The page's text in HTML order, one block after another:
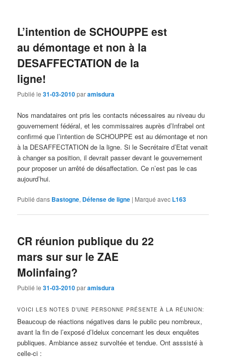
L’intention de SCHOUPPE est
au démontage et non à la
DESAFFECTATION de la
ligne!
Publié le31-03-2010paramisdura
Nos mandataires ont pris les contacts nécessaires au niveau du
gouvernement fédéral, et les commissaires auprès d’Infrabel ont
confirmé que l’intention de SCHOUPPE est au démontage et non
à la DESAFFECTATION de la ligne. Si le Secrétaire d’Etat venait
à changer sa position, il devrait passer devant le gouvernement
pour proposer un arrêté de désaffectation. Ce n’est pas le cas
aujourd’hui.
Publié dans Bastogne, Défense de ligne | Marqué avec L163
CR réunion publique du 22
mars sur sur le ZAE
Molinfaing?
Publié le31-03-2010paramisdura
VOICI LES NOTES D’UNE PERSONNE PRÉSENTE À LA RÉUNION:
Beaucoup de réactions négatives dans le public peu nombreux,
avant la fin de l’exposé d’Idelux concernant les deux enquêtes
publiques. Ambiance assez survoltée et tendue. Ont asssisté à
celle-ci :